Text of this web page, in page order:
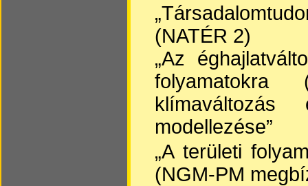
(NATÉR 2)
„Az
folyamatokra
modellezése”
„A területi
(NGM-PM